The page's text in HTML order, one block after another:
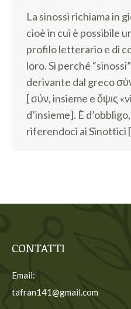
La sinossi richiama in
cioè in cui è possibile
profilo letterario e di
loro. Sì perché
derivante dal greco
[ σύν, insieme e ὄψις
d’insieme]. È
riferendoci ai
CONTATTI
Email:
tafran141@gmail.com